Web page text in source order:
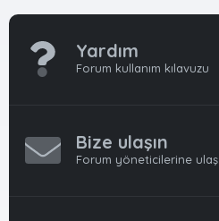
Yardım
Forum kullanım kılavuzu
Bize ulaşın
Forum yöneticilerine ulaş